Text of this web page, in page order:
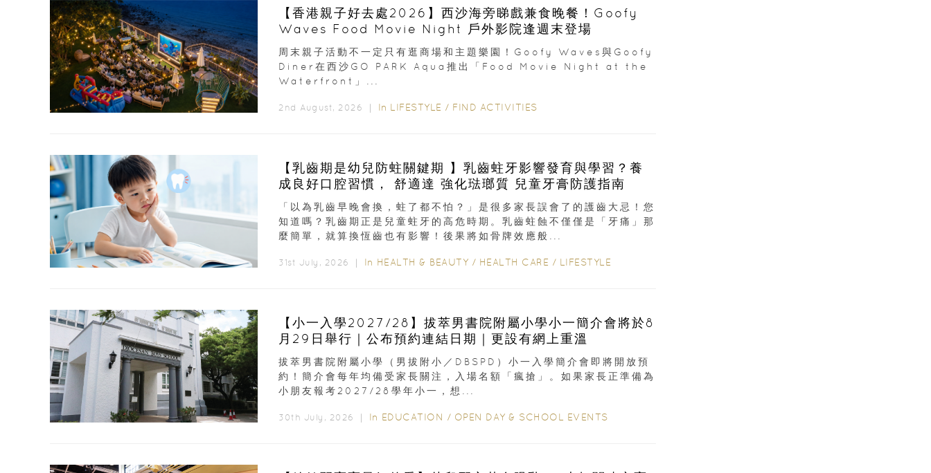
【香港親子好去處2026】西沙海旁睇戲兼食晚餐！Goofy
Waves Food Movie Night 戶外影院逢週末登場
周末親子活動不一定只有逛商場和主題樂園！Goofy Waves與Goofy
Diner在西沙GO PARK Aqua推出「Food Movie Night at the
Waterfront」...
2nd August, 2026 ｜ In LIFESTYLE / FIND ACTIVITIES
【乳齒期是幼兒防蛀關鍵期 】乳齒蛀牙影響發育與學習？養
成良好口腔習慣， 舒適達 強化琺瑯質 兒童牙膏防護指南
「以為乳齒早晚會換，蛀了都不怕？」是很多家長誤會了的護齒大忌！您
知道嗎？乳齒期正是兒童蛀牙的高危時期。乳齒蛀蝕不僅僅是「牙痛」那
麼簡單，就算換恆齒也有影響！後果將如骨牌效應般...
31st July, 2026 ｜ In HEALTH & BEAUTY / HEALTH CARE / LIFESTYLE
【小一入學2027/28】拔萃男書院附屬小學小一簡介會將於8
月29日舉行｜公布預約連結日期｜更設有網上重溫
拔萃男書院附屬小學（男拔附小／DBSPD）小一入學簡介會即將開放預
約！簡介會每年均備受家長關注，入場名額「瘋搶」。如果家長正準備為
小朋友報考2027/28學年小一，想...
30th July, 2026 ｜ In EDUCATION / OPEN DAY & SCHOOL EVENTS